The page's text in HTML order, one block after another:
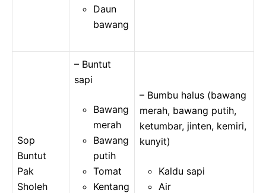
Daun
bawang
Sop
Buntut
Pak
Sholeh
– Buntut
sapi
Bawang
merah
Bawang
putih
Tomat
Kentang
– Bumbu halus (bawang
merah, bawang putih,
ketumbar, jinten, kemiri,
kunyit)
Kaldu sapi
Air